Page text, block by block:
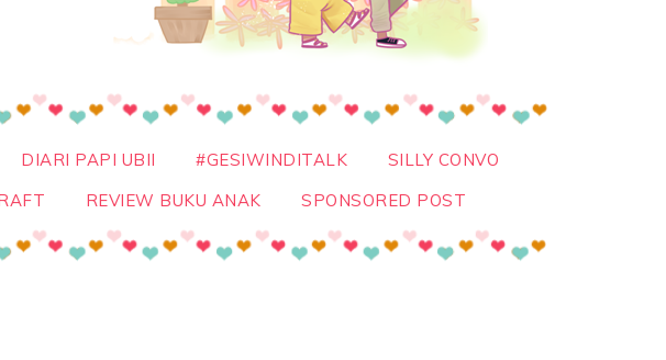
DIARI PAPI UBII #GESIWINDITALK
SILLY CONVO
REVIEW BUKU ANAK SPONSORED POST